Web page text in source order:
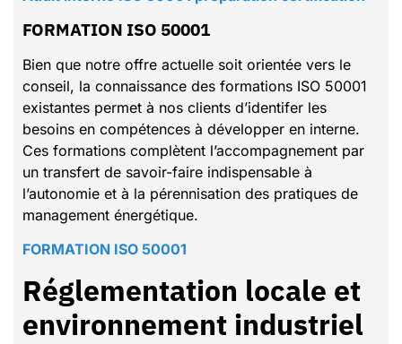
FORMATION ISO 50001
Bien que notre offre actuelle soit orientée vers le
conseil, la connaissance des formations ISO 50001
existantes permet à nos clients d’identifer les
besoins en compétences à développer en interne.
Ces formations complètent l’accompagnement par
un transfert de savoir-faire indispensable à
l’autonomie et à la pérennisation des pratiques de
management énergétique.
FORMATION ISO 50001
Réglementation locale et
environnement industriel